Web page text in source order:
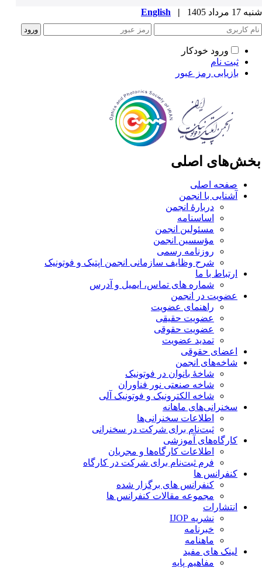
مرداد 1405 |
English
ورود خودکار
ثبت نام
بازیابی رمز عبور
اصلی
صفحه اصلی
آشنایی با انجمن
دربارۀ انجمن
اساسنامه
مسئولین انجمن
مؤسسین انجمن
روزنامه رسمی
شرح وظایف سازمانی انجمن اپتیک و فوتونیک
ارتباط با ما
شماره های تماس، ایمیل و آدرس
عضویت در انجمن
راهنمای عضویت
عضویت حقیقی
عضویت حقوقی
تمدید عضویت
اعضای حقوقی
شاخه‌های انجمن
شاخۀ بانوان در فوتونیک
شاخه صنعتی نور فناوران
شاخه‌ الکترونیک و فوتونیک آلی
سخنرانی‌های ماهانه
اطلاعات سخنرانی‌‌ها
ثبت‌نام برای شرکت در سخنرانی
کارگاه‌های آموزشی
اطلاعات کارگاه‌ها و مجریان
فرم ثبت‌نام برای شرکت در کارگاه
کنفرانس ها
کنفرانس های برگزار شده
مجموعه مقالات کنفرانس ها
انتشارات
نشریه IJOP
خبرنامه
ماهنامه
لینک های مفید
مفاهیم پایه